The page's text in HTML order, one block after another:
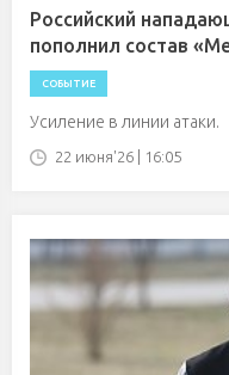
Российский
пополнил состав
СОБЫТИЕ
Усиление в линии атаки.
22 июня'26 | 16:05